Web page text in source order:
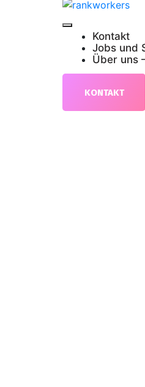
Kontakt
Jobs und
Über uns
KONTAKT